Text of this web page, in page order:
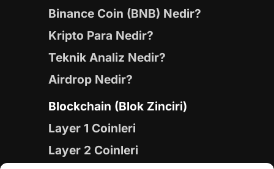
Binance Coin (BNB) Nedir?
Kripto Para Nedir?
Teknik Analiz Nedir?
Airdrop Nedir?
Blockchain (Blok Zinciri)
Layer 1 Coinleri
Layer 2 Coinleri